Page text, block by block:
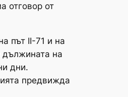
отговор от
път II-71 и на
дължината на
дни.
предвижда